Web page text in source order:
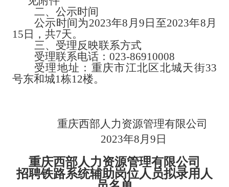
二、 公示时间
公示时间为2023年8月9日至2023年8月
15日，共7天。
三、 受理反映联系方式
受理联系电话： 023-86910008
受理地址：重庆市江北区北城天街33
号东和城1栋12楼。
重庆西部人力资源管理有限公司
2023年8月 9 日
重庆西部人力资源管理有限公司
招聘铁路系统辅助岗位人员拟录用人